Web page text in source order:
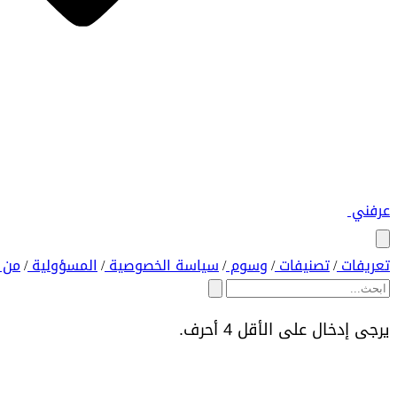
عرفني
تعريفات/ تصنيفات/ وسوم/ سياسة الخصوصية/ المسؤولية/
يرجى إدخال على الأقل 4 أحرف.